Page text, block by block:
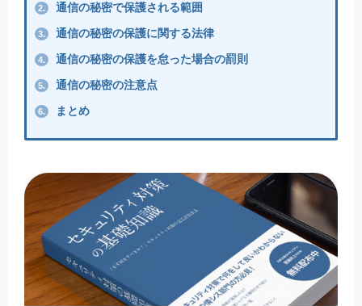
2. 通信の秘密で保護される範囲
3. 通信の秘密の保護に関する法律
4. 通信の秘密の保護を怠った場合の罰則
5. 通信の秘密の注意点
6. まとめ